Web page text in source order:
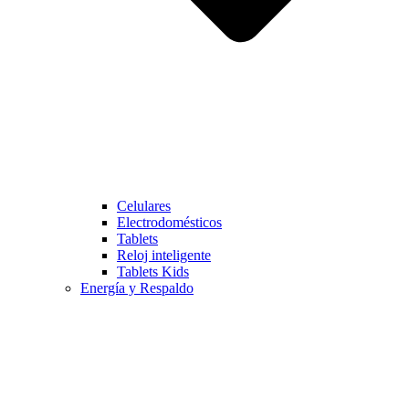
Celulares
Electrodomésticos
Tablets
Reloj inteligente
Tablets Kids
Energía y Respaldo